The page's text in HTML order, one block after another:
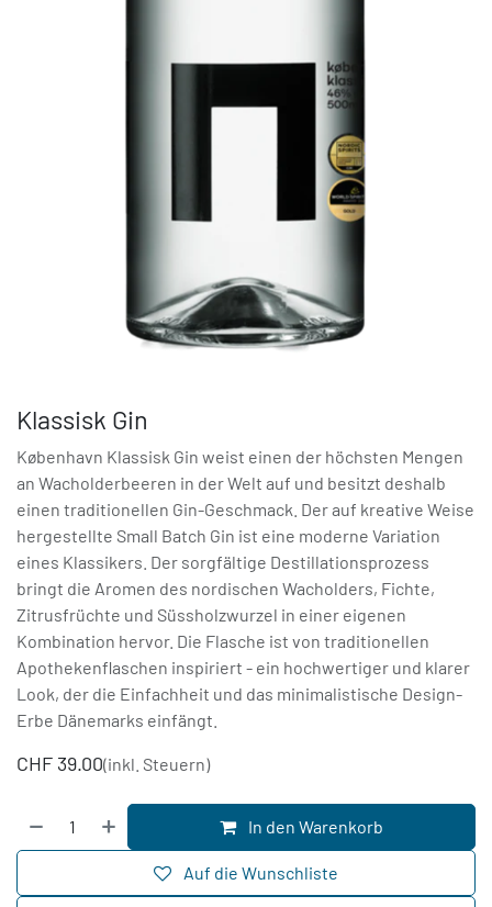
Klassisk Gin
København Klassisk Gin weist einen der höchsten Mengen
an Wacholderbeeren in der Welt auf und besitzt deshalb
einen traditionellen Gin-Geschmack. Der auf kreative Weise
hergestellte Small Batch Gin ist eine moderne Variation
eines Klassikers. Der sorgfältige Destillationsprozess
bringt die Aromen des nordischen Wacholders, Fichte,
Zitrusfrüchte und Süssholzwurzel in einer eigenen
Kombination hervor. Die Flasche ist von traditionellen
Apothekenflaschen inspiriert - ein hochwertiger und klarer
Look, der die Einfachheit und das minimalistische Design-
Erbe Dänemarks einfängt.
CHF 39.00(inkl. Steuern)
In den Warenkorb
Auf die Wunschliste